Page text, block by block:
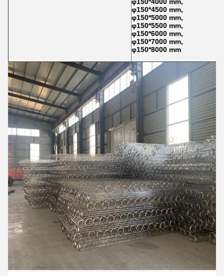
φ150*4500 mm,
φ150*5000 mm,
φ150*5500 mm,
φ150*6000 mm,
φ150*7000 mm,
φ150*8000 mm